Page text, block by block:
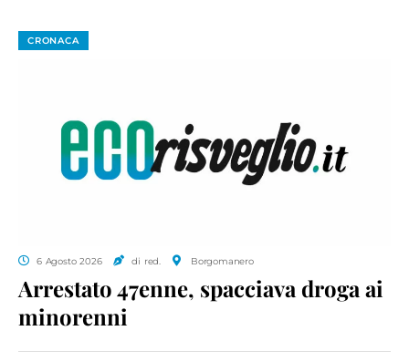
CRONACA
6 Agosto 2026 di red. Borgomanero
Arrestato 47enne, spacciava droga ai
minorenni